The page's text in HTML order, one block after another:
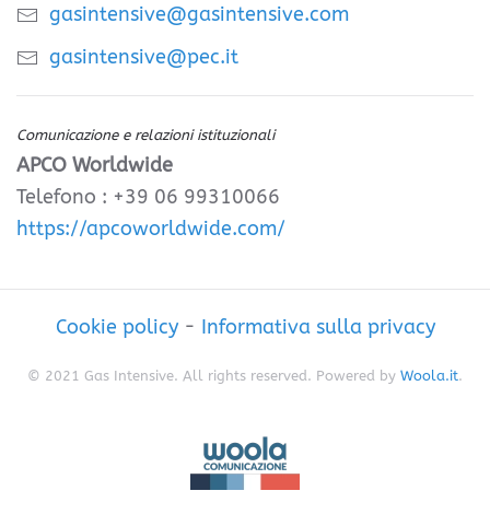
gasintensive@gasintensive.com
gasintensive@pec.it
Comunicazione e relazioni istituzionali
APCO Worldwide
Telefono : +39 06 99310066
https://apcoworldwide.com/
Cookie policy- Informativa sulla privacy
© 2021 Gas Intensive. All rights reserved. Powered by Woola.it.